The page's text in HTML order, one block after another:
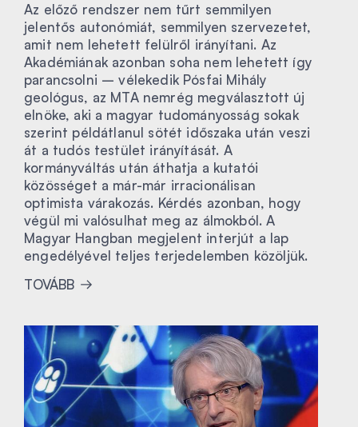
Az előző rendszer nem tűrt semmilyen
jelentős autonómiát, semmilyen szervezetet,
amit nem lehetett felülről irányítani. Az
Akadémiának azonban soha nem lehetett így
parancsolni – vélekedik Pósfai Mihály
geológus, az MTA nemrég megválasztott új
elnöke, aki a magyar tudományosság sokak
szerint példátlanul sötét időszaka után veszi
át a tudós testület irányítását. A
kormányváltás után áthatja a kutatói
közösséget a már-már irracionálisan
optimista várakozás. Kérdés azonban, hogy
végül mi valósulhat meg az álmokból. A
Magyar Hangban megjelent interjút a lap
engedélyével teljes terjedelemben közöljük.
TOVÁBB